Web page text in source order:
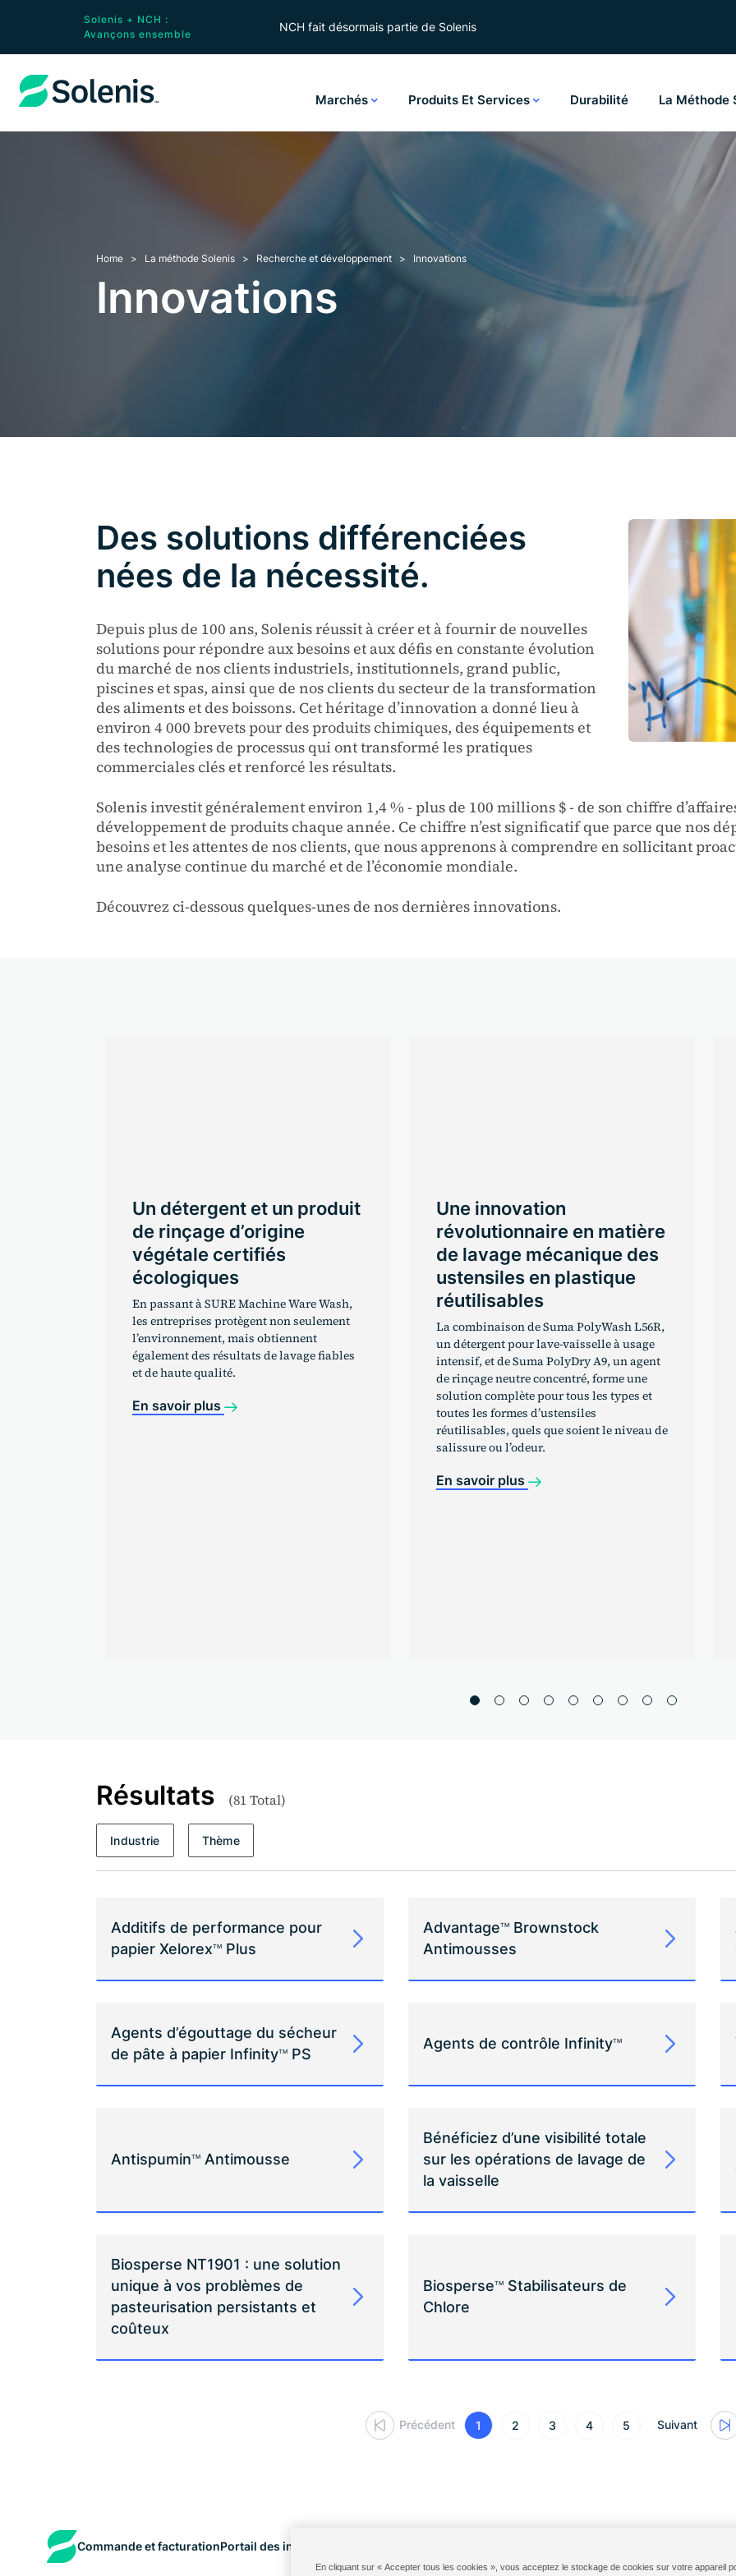
Solenis + NCH :
Avançons ensemble
NCH fait désormais partie de Solenis
Marchés Produits Et Services Durabilité La Méthode
Home La méthode Solenis Recherche et développement Innovations
Innovations
Des solutions différenciées
nées de la nécessité.
Depuis plus de 100 ans, Solenis réussit à créer et à fournir de nouvelles
solutions pour répondre aux besoins et aux défis en constante évolution
du marché de nos clients industriels, institutionnels, grand public,
piscines et spas, ainsi que de nos clients du secteur de la transformation
des aliments et des boissons. Cet héritage d’innovation a donné lieu à
environ 4 000 brevets pour des produits chimiques, des équipements et
des technologies de processus qui ont transformé les pratiques
commerciales clés et renforcé les résultats.
Solenis investit généralement environ 1,4 % - plus de 100 millions $ - de son chiffre
développement de produits chaque année. Ce chiffre n’est significatif que parce que nos
besoins et les attentes de nos clients, que nous apprenons à comprendre en sollicitant
une analyse continue du marché et de l’économie mondiale.
Découvrez ci-dessous quelques-unes de nos dernières innovations.
Une innovation
révolutionnaire en matière
de lavage mécanique des
ustensiles en plastique
réutilisables
La combinaison de Suma PolyWash L56R,
un détergent pour lave-vaisselle à usage
intensif, et de Suma PolyDry A9, un agent
de rinçage neutre concentré, forme une
solution complète pour tous les types et
toutes les formes d’ustensiles
Une technologie
révolutionnaire permet
aux producteurs d’éthanol
de carburant d’améliorer
leurs bénéfices
Les aides à l’extraction de l’huile de
maïs DimensionTMpermettent aux
producteurs d’éthanol de carburant
d’augmenter considérablement leur
production d’huile de maïs, un coproduit
précieux, en améliorant la libération de
l’huile pendant l’extraction mécanique.
Les aides à l’extraction permettent non
d’huile de maïs, mais également de
Résultats (81Total)
Industrie Thème
Additifs de performance pour
papier XelorexTM Plus
AdvantageTM
Brownstock
Antimousses
Agents d’égouttage du sécheur
de pâte à papier InfinityTM PS
Agents de contrôle InfinityTM
AntispuminTM Antimousse
Bénéficiez d’une visibilité totale
sur les opérations de lavage de
la vaisselle
Biosperse NT1901 : une solution
unique à vos problèmes de
pasteurisation persistants et
coûteux
BiosperseTM
Stabilisateurs de
Chlore
Précédent 1 2 3 4 5 Suivant
Commande et facturationPortail des ingrédients aux États-Unis
En cliquant sur « Accepter tous les cookies », vous acceptez le stockage de cookies sur votre appareil